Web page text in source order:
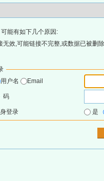
能有如下几个原因:
效,可能链接不完整,或数据已被删
用户名
Email
码
登录 是